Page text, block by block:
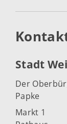
Stadt
Der
Papke
Markt 1